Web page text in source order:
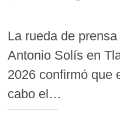
La rueda de
Antonio Solís en
2026 confirmó que
cabo el…